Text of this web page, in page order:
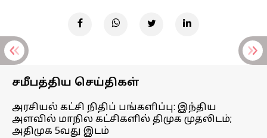
சமீபத்திய செய்திகள்
அரசியல் கட்சி நிதிப் பங்களிப்பு: இந்திய
அளவில் மாநில கட்சிகளில் திமுக முதலிடம்;
அதிமுக 5வது இடம்